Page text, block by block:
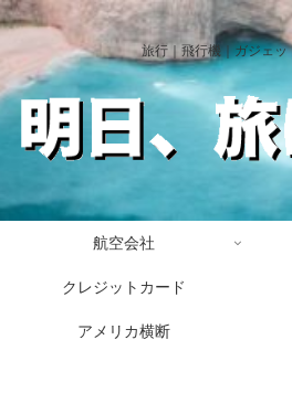
旅行｜飛行機｜ガジェッ
航空会社
クレジットカード
アメリカ横断